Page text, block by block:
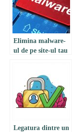
Elimina malware-
ul de pe site-ul tau
Legatura dintre un